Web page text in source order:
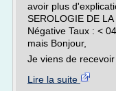
avoir plus
SEROLOGIE DE
Négative Taux : <
mais Bonjour,
Je viens de recevoir
Lire la suite